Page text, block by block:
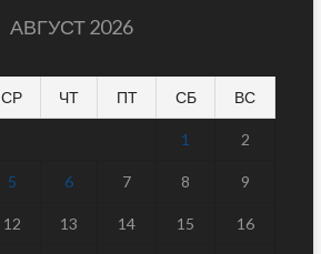
АВГУСТ 2026
СР ЧТ ПТ СБ ВС
1 2
5 6 7 8 9
12 13 14 15 16